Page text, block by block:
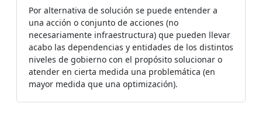
Por alternativa de solución se puede entender a
una acción o conjunto de acciones (no
necesariamente infraestructura) que pueden llevar
acabo las dependencias y entidades de los distintos
niveles de gobierno con el propósito solucionar o
atender en cierta medida una problemática (en
mayor medida que una optimización).